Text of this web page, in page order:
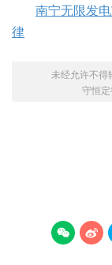
南宁无限发
律
未经允许不得
守恒
 